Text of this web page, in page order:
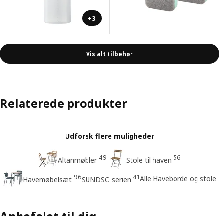
+3
Vis alt tilbehør
Relaterede produkter
Udforsk flere muligheder
Altanmøbler 49 Stole til haven 56
Havemøbelsæt 96SUNDSÖ serien 41Alle Haveborde og stole